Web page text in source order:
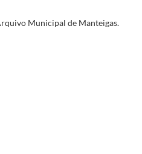
Municipal de Manteigas.